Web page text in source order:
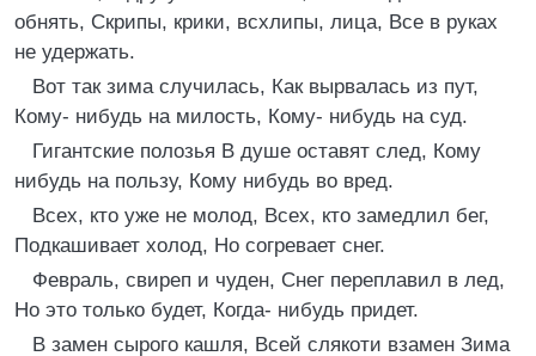
обнять, Скрипы, крики, всхлипы, лица, Все в руках
не удержать.
Вот так зима случилась, Как вырвалась из пут,
Кому- нибудь на милость, Кому- нибудь на суд.
Гигантские полозья В душе оставят след, Кому
нибудь на пользу, Кому нибудь во вред.
Всех, кто уже не молод, Всех, кто замедлил бег,
Подкашивает холод, Но согревает снег.
Февраль, свиреп и чуден, Снег переплавил в лед,
Но это только будет, Когда- нибудь придет.
В замен сырого кашля, Всей слякоти взамен Зима